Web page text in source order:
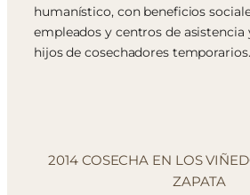
humanístico, con beneficios
empleados y centros de
hijos de cosechadores temporarios.
2014 COSECHA EN LOS
ZAPATA